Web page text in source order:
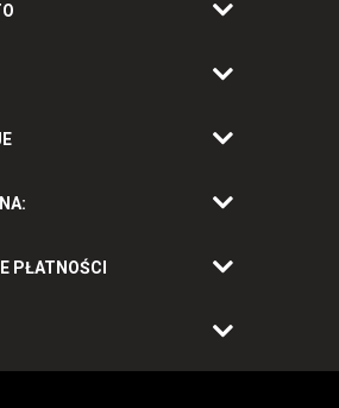
PŁATNOŚCI